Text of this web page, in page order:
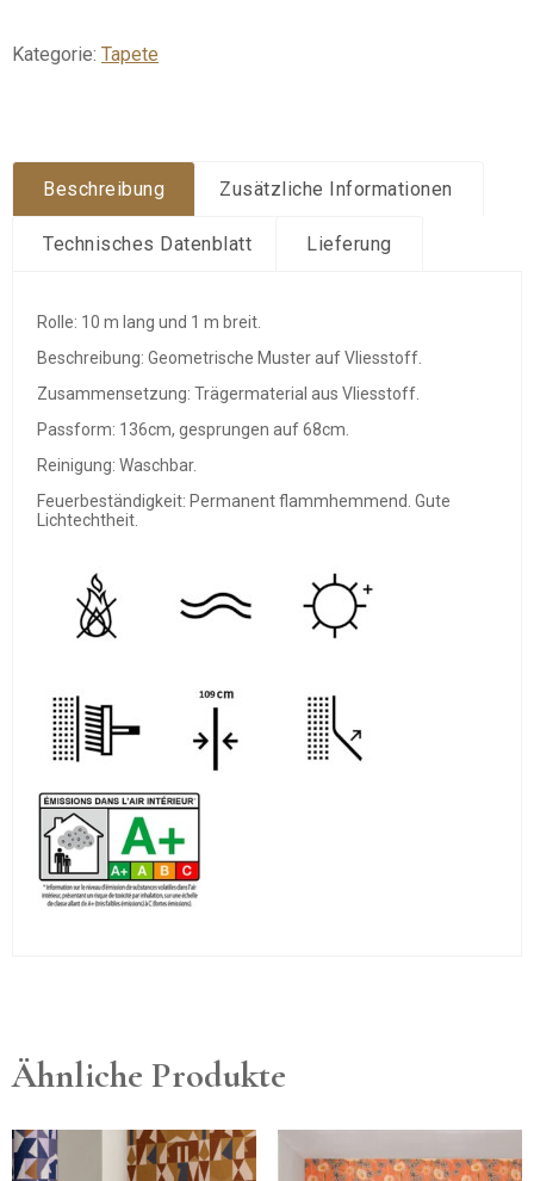
Kategorie: Tapete
Beschreibung Zusätzliche Informationen
Technisches Datenblatt Lieferung
Rolle: 10 m lang und 1 m breit.
Beschreibung: Geometrische Muster auf Vliesstoff.
Zusammensetzung: Trägermaterial aus Vliesstoff.
Passform: 136cm, gesprungen auf 68cm.
Reinigung: Waschbar.
Feuerbeständigkeit: Permanent flammhemmend. Gute
Lichtechtheit.
Ähnliche Produkte